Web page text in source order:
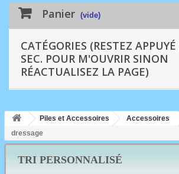
Panier (vide)
CATÉGORIES (RESTEZ
SEC. POUR M'OUVRIR SINON
RÉACTUALISEZ LA PAGE)
Piles et Accessoires Accessoires
dressage
TRI PERSONNALISÉ